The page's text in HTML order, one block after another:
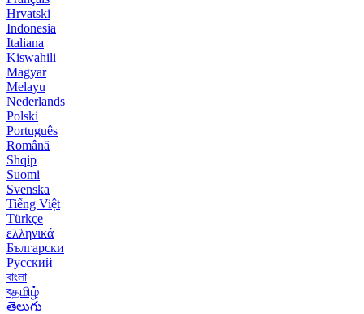
Hrvatski
Indonesia
Italiana
Kiswahili
Magyar
Melayu
Nederlands
Polski
Português
Română
Shqip
Suomi
Svenska
Tiếng Việt
Türkçe
ελληνικά
Български
Русский
বাংলা
বதமிழ்
తెలుగు